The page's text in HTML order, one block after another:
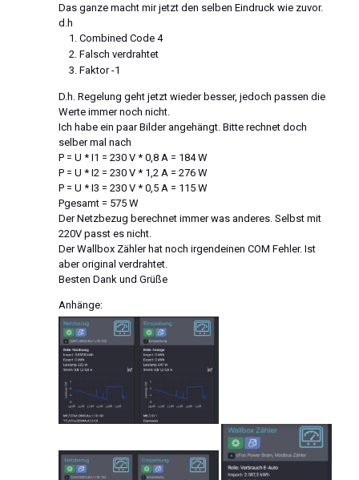
Das ganze macht mir jetzt den selben Eindruck wie zuvor.
d.h
Combined Code 4
Falsch verdrahtet
Faktor -1
D.h. Regelung geht jetzt wieder besser, jedoch passen die
Werte immer noch nicht.
Ich habe ein paar Bilder angehängt. Bitte rechnet doch
selber mal nach
P = U * I1 = 230 V * 0,8 A = 184 W
P = U * I2 = 230 V * 1,2 A = 276 W
P = U * I3 = 230 V * 0,5 A = 115 W
Pgesamt = 575 W
Der Netzbezug berechnet immer was anderes. Selbst mit
220V passt es nicht.
Der Wallbox Zähler hat noch irgendeinen COM Fehler. Ist
aber original verdrahtet.
Besten Dank und Grüße
Anhänge: